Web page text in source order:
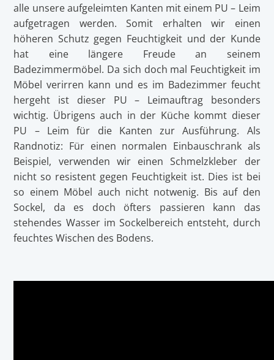
alle unsere aufgeleimten Kanten mit einem PU – Leim
aufgetragen werden. Somit erhalten wir einen
höheren Schutz gegen Feuchtigkeit und der Kunde
hat eine längere Freude an seinem
Badezimmermöbel. Da sich doch mal Feuchtigkeit im
Möbel verirren kann und es im Badezimmer feucht
hergeht ist dieser PU – Leimauftrag besonders
wichtig. Übrigens auch in der Küche kommt dieser
PU – Leim für die Kanten zur Ausführung. Als
Randnotiz: Für einen normalen Einbauschrank als
Beispiel, verwenden wir einen Schmelzkleber der
nicht so resistent gegen Feuchtigkeit ist. Dies ist bei
so einem Möbel auch nicht notwenig. Bis auf den
Sockel, da es doch öfters passieren kann das
stehendes Wasser im Sockelbereich entsteht, durch
feuchtes Wischen des Bodens.